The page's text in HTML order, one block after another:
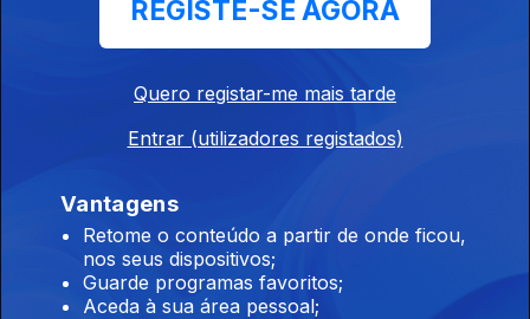
Gonçalo Neto (guitarra)
Gonçalo Neto (guitarra) - “Wildwood flower” (Joseph Philbrick
Webster)
REGISTE-SE AGORA
Quero registar-me mais tarde
Entrar (utilizadores registados)
Vantagens
Retome o conteúdo a partir de onde ficou,
nos seus dispositivos;
Guarde programas favoritos;
Aceda à sua área pessoal;